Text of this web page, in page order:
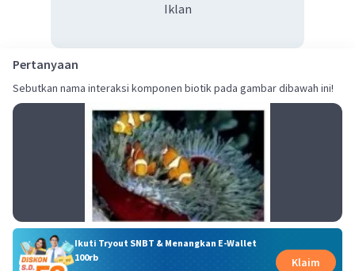
Iklan
Pertanyaan
Sebutkan nama interaksi komponen biotik pada gambar dibawah ini!
Ikuti Tryout SNBT & Menangkan E-Wallet
100rb
Klaim